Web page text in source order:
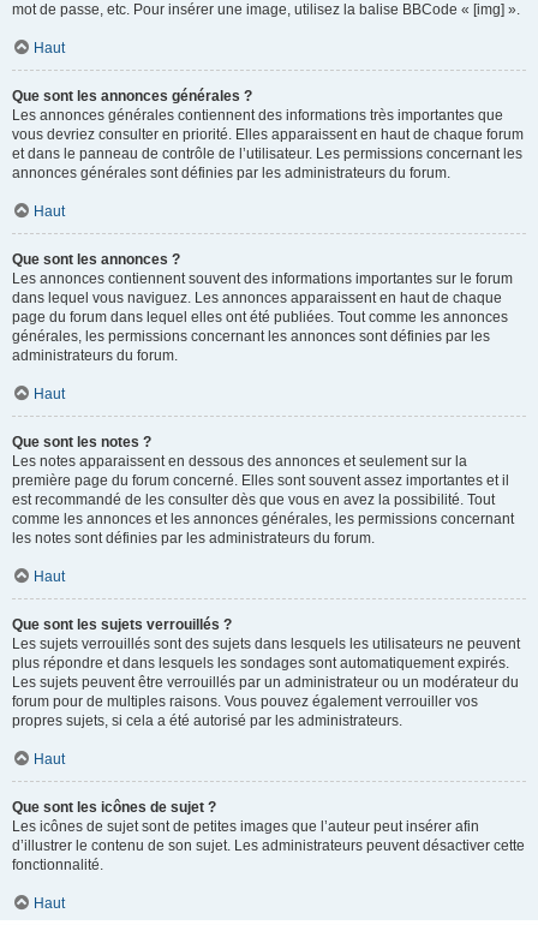
mot de passe, etc. Pour insérer une image, utilisez la balise BBCode « [img] ».
Haut
Que sont les annonces générales ?
Les annonces générales contiennent des informations très importantes que
vous devriez consulter en priorité. Elles apparaissent en haut de chaque forum
et dans le panneau de contrôle de l’utilisateur. Les permissions concernant les
annonces générales sont définies par les administrateurs du forum.
Haut
Que sont les annonces ?
Les annonces contiennent souvent des informations importantes sur le forum
dans lequel vous naviguez. Les annonces apparaissent en haut de chaque
page du forum dans lequel elles ont été publiées. Tout comme les annonces
générales, les permissions concernant les annonces sont définies par les
administrateurs du forum.
Haut
Que sont les notes ?
Les notes apparaissent en dessous des annonces et seulement sur la
première page du forum concerné. Elles sont souvent assez importantes et il
est recommandé de les consulter dès que vous en avez la possibilité. Tout
comme les annonces et les annonces générales, les permissions concernant
les notes sont définies par les administrateurs du forum.
Haut
Que sont les sujets verrouillés ?
Les sujets verrouillés sont des sujets dans lesquels les utilisateurs ne peuvent
plus répondre et dans lesquels les sondages sont automatiquement expirés.
Les sujets peuvent être verrouillés par un administrateur ou un modérateur du
forum pour de multiples raisons. Vous pouvez également verrouiller vos
propres sujets, si cela a été autorisé par les administrateurs.
Haut
Que sont les icônes de sujet ?
Les icônes de sujet sont de petites images que l’auteur peut insérer afin
d’illustrer le contenu de son sujet. Les administrateurs peuvent désactiver cette
fonctionnalité.
Haut